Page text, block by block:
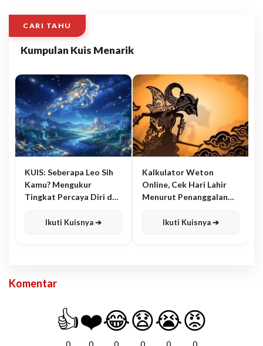
CARI TAHU
Kumpulan Kuis Menarik
KUIS: Seberapa Leo Sih
Kamu? Mengukur
Tingkat Percaya Diri dan
Ikuti Kuisnya ➔
Kalkulator Weton
Online, Cek Hari Lahir
Menurut Penanggalan
Ikuti Kuisnya ➔
Komentar
👍
0
❤️
0
😂
0
😧
0
😭
0
😡
0